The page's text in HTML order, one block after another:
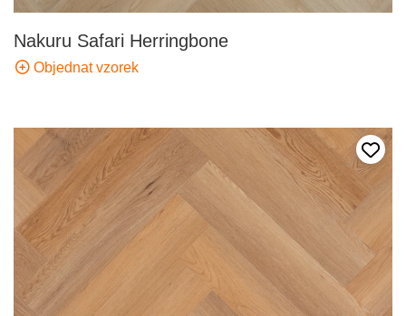
Nakuru Safari Herringbone
Objednat vzorek